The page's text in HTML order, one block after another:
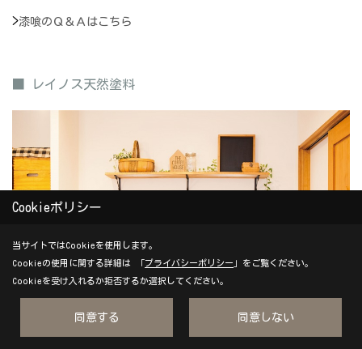
>漆喰のＱ＆Ａはこちら
■ レイノス天然塗料
Cookieポリシー
当サイトではCookieを使用します。
Cookieの使用に関する詳細は 「プライバシーポリシー 」をご覧ください。
Cookieを受け入れるか拒否するか選択してください。
同意する 同意しない